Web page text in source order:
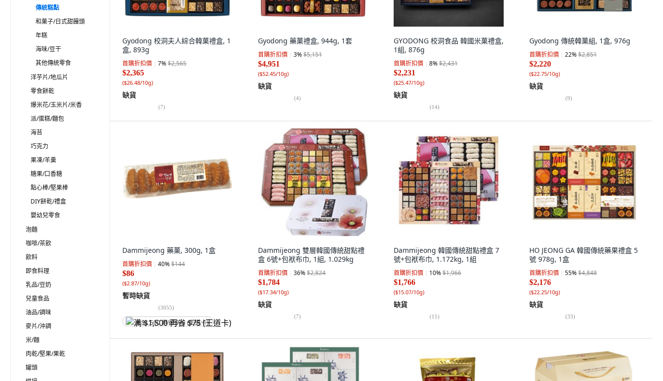
傳統糕點
和菓子/日式甜饅頭
年糕
海味/豆干
其他傳統零食
洋芋片/地瓜片
零食餅乾
爆米花/玉米片/米香
派/蛋糕/麵包
海苔
巧克力
果凍/羊羹
糖果/口香糖
點心棒/堅果棒
DIY餅乾/禮盒
嬰幼兒零食
泡麵
咖啡/茶飲
飲料
即食料理
乳品/豆奶
兒童食品
油品/調味
麥片/沖調
米/麵
肉乾/堅果/果乾
罐頭
Gyodong 校洞夫人綜合韓菓禮盒, 1
盒, 893g
首購折扣價 7%$2,565
$2,365
($26.48/10g)
缺貨
(7)
Gyodong 藥菓禮盒, 944g, 1套
首購折扣價 3%$5,151
$4,951
($52.45/10g)
缺貨
(4)
GYODONG 校洞食品 韓國米菓禮盒,
1組, 876g
首購折扣價 8%$2,431
$2,231
($25.47/10g)
缺貨
(14)
Gyodong 傳統韓菓組, 1盒, 976g
首購折扣價 22%$2,851
$2,220
($22.75/10g)
缺貨
(9)
Dammijeong 藥菓, 300g, 1盒
首購折扣價 40%$144
$86
($2.87/10g)
暫時缺貨
(3055)
满 $1,500 再省 $75 (王道卡)
Dammijeong 雙層韓國傳統甜點禮
盒 6號+包袱布巾, 1組, 1.029kg
首購折扣價 36%$2,824
$1,784
($17.34/10g)
缺貨
(7)
Dammijeong 韓國傳統甜點禮盒 7
號+包袱布巾, 1.172kg, 1組
首購折扣價 10%$1,966
$1,766
($15.07/10g)
缺貨
(11)
HO JEONG GA 韓國傳統藥果禮盒 5
號 978g, 1盒
首購折扣價 55%$4,848
$2,176
($22.25/10g)
缺貨
(33)